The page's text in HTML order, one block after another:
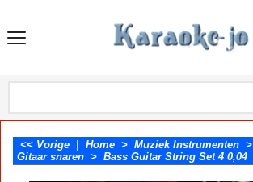
<< Vorige Home > Muziek Instrumenten >
Gitaar snaren > Bass Guitar String Set 4 0,04